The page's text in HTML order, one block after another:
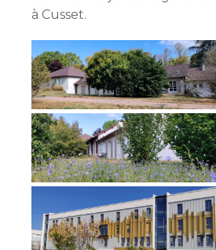
à Cusset.